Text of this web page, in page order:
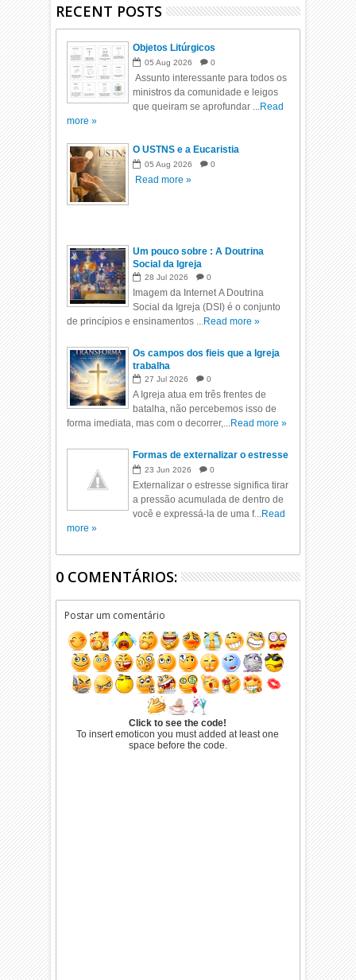
RECENT POSTS
Objetos Litúrgicos
05 Aug 2026 0
Assunto interessante para todos os
ministros da comunidade e leigos
que queiram se aprofundar ... Read
more »
O USTNS e a Eucaristia
05 Aug 2026 0
Read more »
Um pouco sobre : A Doutrina
Social da Igreja
28 Jul 2026 0
Imagem da Internet A Doutrina
Social da Igreja (DSI) é o conjunto
de princípios e ensinamentos ... Read more »
Os campos dos fieis que a Igreja
trabalha
27 Jul 2026 0
A Igreja atua em três frentes de
batalha, não percebemos isso de
forma imediata, mas com o decorrer,... Read more »
Formas de externalizar o estresse
23 Jun 2026 0
Externalizar o estresse significa tirar
a pressão acumulada de dentro de
você e expressá-la de uma f... Read
more »
0 COMENTÁRIOS:
Postar um comentário
Click to see the code!
To insert emoticon you must added at least one
space before the code.